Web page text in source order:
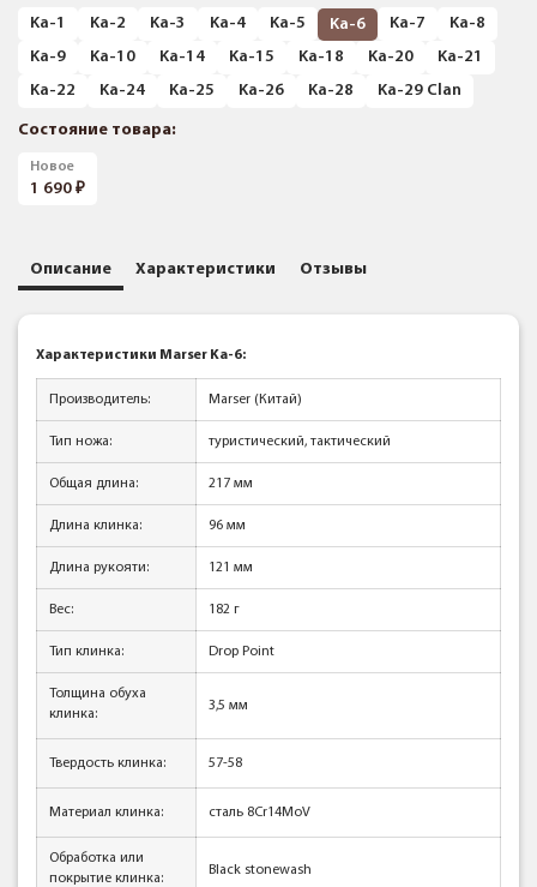
Ka-1 Ka-2 Ka-3 Ka-4 Ka-5 Ka-6 Ka-7
Ka-8
Ka-9
Ka-10 Ka-14 Ka-15 Ka-18 Ka-20
Ka-21
Ka-22
Ka-24 Ka-25 Ka-26 Ka-28 Ka-29 Clan
Состояние товара:
Новое
1 690
Описание Характеристики Отзывы
Характеристики Marser Ka-6:
Производитель: Marser (Китай)
Тип ножа: туристический, тактический
Общая длина: 217 мм
Длина клинка: 96 мм
Длина рукояти: 121 мм
Вес: 182 г
Тип клинка: Drop Point
Толщина обуха
клинка:
3,5 мм
Твердость клинка: 57-58
Материал клинка: сталь 8Cr14MoV
Обработка или
покрытие клинка:
Black stonewash